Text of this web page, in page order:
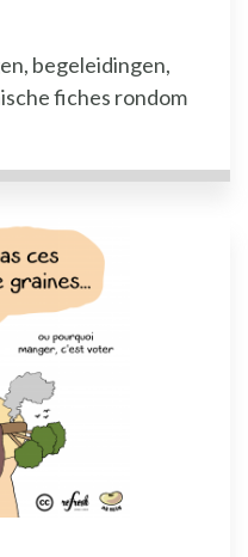
begeleidingen,
fiches rondom